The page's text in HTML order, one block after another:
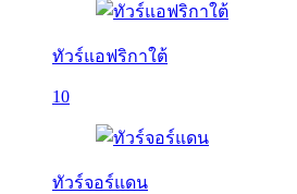
ทัวร์แอฟริกาใต้
10
ทัวร์จอร์แดน